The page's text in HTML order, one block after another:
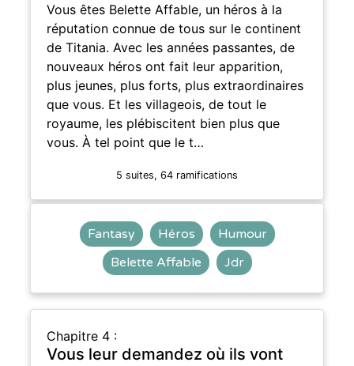
Vous êtes Belette Affable, un héros à la
réputation connue de tous sur le continent
de Titania. Avec les années passantes, de
nouveaux héros ont fait leur apparition,
plus jeunes, plus forts, plus extraordinaires
que vous. Et les villageois, de tout le
royaume, les plébiscitent bien plus que
vous. À tel point que le t…
5 suites, 64 ramifications
Fantasy Héros
Humour
Belette Affable
Jdr
Chapitre 4 :
Vous leur demandez où ils vont